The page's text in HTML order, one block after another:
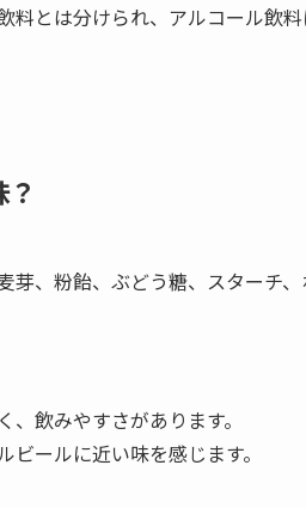
料とは分けられ、アルコール飲
芽、粉飴、ぶどう糖、スターチ
飲みやすさがあります。
ビールに近い味を感じます。